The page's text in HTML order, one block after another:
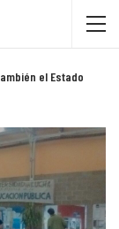
el Estado